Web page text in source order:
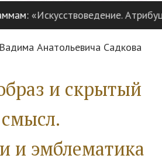
«Искусствоведение.
Анатольевича Садкова
и скрытый
смысл.
и эмблематика